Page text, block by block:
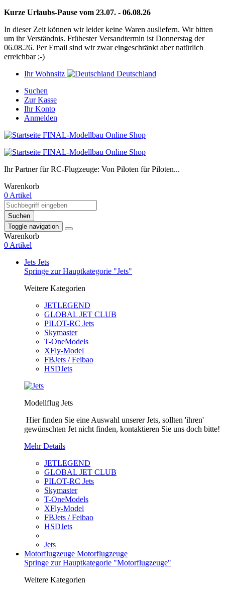
Kurze Urlaubs-Pause vom 23.07. - 06.08.26
In dieser Zeit können wir leider keine Waren ausliefern. Wir bitten
um ihr Verständnis. Frühester Versandtermin ist Donnerstag der
06.08.26. Per Email sind wir zwar eingeschränkt aber natürlich
erreichbar ;-)
Ihr Wohnsitz
Deutschland
Suchen
Zur Kasse
Ihr Konto
Anmelden
Ihr Partner für RC-Flugzeuge: Von Piloten für Piloten...
Warenkorb
0 Artikel
Suchen
Toggle navigation
Warenkorb
0 Artikel
Jets Jets
Springe zur Hauptkategorie "Jets"
Weitere Kategorien
JETLEGEND
GLOBAL JET CLUB
PILOT-RC Jets
Skymaster
T-OneModels
XFly-Model
FBJets / Feibao
HSDJets
Modellflug Jets
Hier finden Sie eine Auswahl unserer Jets, sollten 'ihren'
gewünschten Jet nicht finden, kontaktieren Sie uns doch bitte!
Mehr Details
JETLEGEND
GLOBAL JET CLUB
PILOT-RC Jets
Skymaster
T-OneModels
XFly-Model
FBJets / Feibao
HSDJets
Jets
Motorflugzeuge Motorflugzeuge
Springe zur Hauptkategorie "Motorflugzeuge"
Weitere Kategorien